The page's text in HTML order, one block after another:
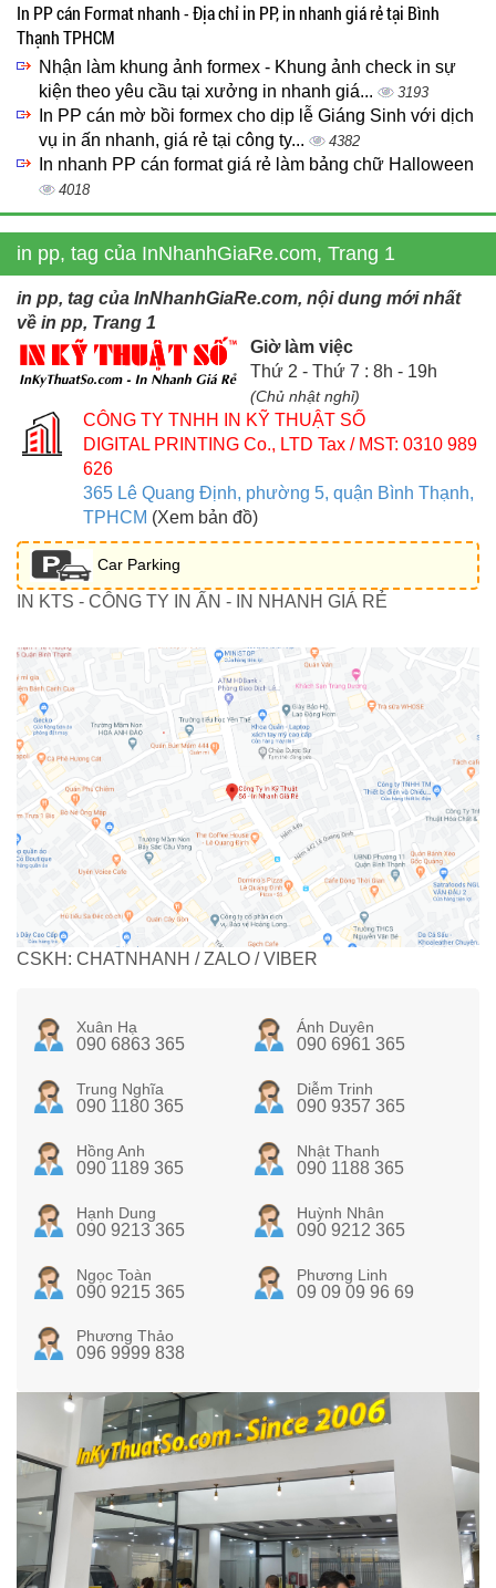
In PP cán Format nhanh - Địa chỉ in PP, in nhanh giá rẻ tại Bình
Thạnh TPHCM
Nhận làm khung ảnh formex - Khung ảnh check in sự
kiện theo yêu cầu tại xưởng in nhanh giá...
3193
In PP cán mờ bồi formex cho dịp lễ Giáng Sinh với dịch
vụ in ấn nhanh, giá rẻ tại công ty...
4382
In nhanh PP cán format giá rẻ làm bảng chữ Halloween
4018
in pp, tag của InNhanhGiaRe.com, Trang 1
in pp, tag của InNhanhGiaRe.com, nội dung mới nhất
về in pp, Trang 1
Giờ làm việc
Thứ 2 - Thứ 7 : 8h - 19h
(Chủ nhật nghỉ)
CÔNG TY TNHH IN KỸ THUẬT SỐ
DIGITAL PRINTING Co., LTD Tax / MST: 0310 989
626
365 Lê Quang Định, phường 5, quận Bình Thạnh,
TPHCM (Xem bản đồ)
Car Parking
IN KTS - CÔNG TY IN ẤN - IN NHANH GIÁ RẺ
CSKH: CHATNHANH / ZALO / VIBER
Xuân Hạ
090 6863 365
Ánh Duyên
090 6961 365
Trung Nghĩa
090 1180 365
Diễm Trinh
090 9357 365
Hồng Anh
090 1189 365
Nhật Thanh
090 1188 365
Hạnh Dung
090 9213 365
Huỳnh Nhân
090 9212 365
Ngọc Toàn
090 9215 365
Phương Linh
09 09 09 96 69
Phương Thảo
096 9999 838